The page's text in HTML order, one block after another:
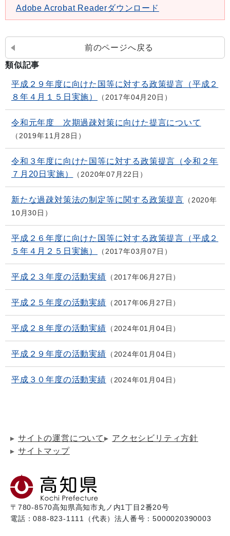
Adobe Acrobat Readerダウンロード
前のページへ戻る
類似記事
平成２９年度に向けた国等に対する政策提言（平成２
８年４月１５日実施）
2017年04月20日
令和元年度 次期過疎対策に向けた提言について
2019年11月28日
令和３年度に向けた国等に対する政策提言（令和２年
７月20日実施）
2020年07月22日
新たな過疎対策法の制定等に関する政策提言
2020年
10月30日
平成２６年度に向けた国等に対する政策提言（平成２
５年４月２５日実施）
2017年03月07日
平成２３年度の活動実績 2017年06月27日
平成２５年度の活動実績 2017年06月27日
平成２８年度の活動実績 2024年01月04日
平成２９年度の活動実績 2024年01月04日
平成３０年度の活動実績 2024年01月04日
サイトの運営について
アクセシビリティ方針
サイトマップ
〒780-8570高知県高知市丸ノ内1丁目2番20号
電話：088-823-1111（代表）法人番号：5000020390003